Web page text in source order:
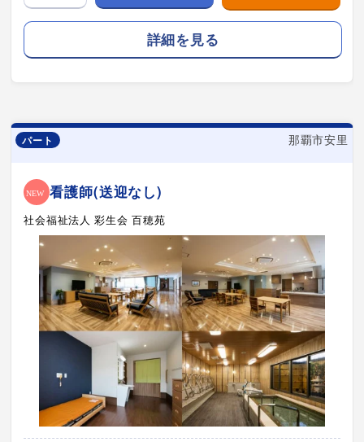
詳細を見る
パート 那覇市安里
看護師(送迎なし)
社会福祉法人 彩生会 百穂苑